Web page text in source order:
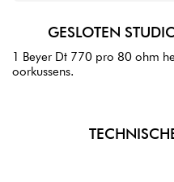
GESLOTEN
1 Beyer Dt 770 pro 80 ohm
oorkussens.